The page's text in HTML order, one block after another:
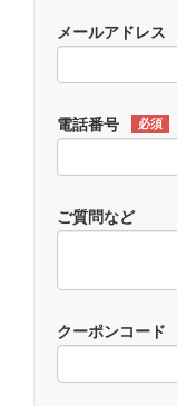
メールアドレス
電話番号 必須
ご質問など
クーポンコード